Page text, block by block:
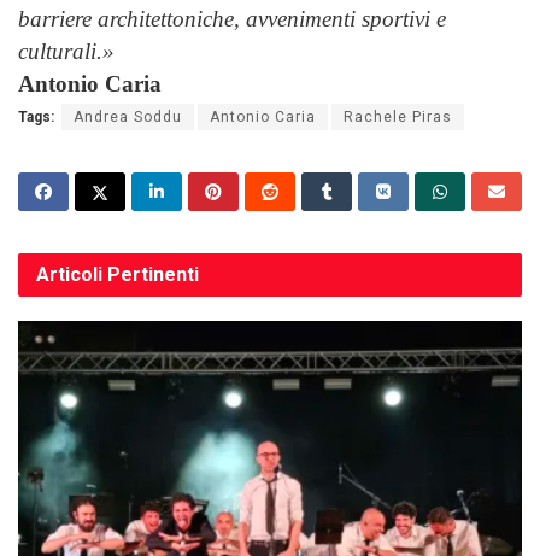
barriere architettoniche, avvenimenti sportivi e
culturali.»
Antonio Caria
Tags: Andrea Soddu Antonio Caria Rachele Piras
Articoli Pertinenti